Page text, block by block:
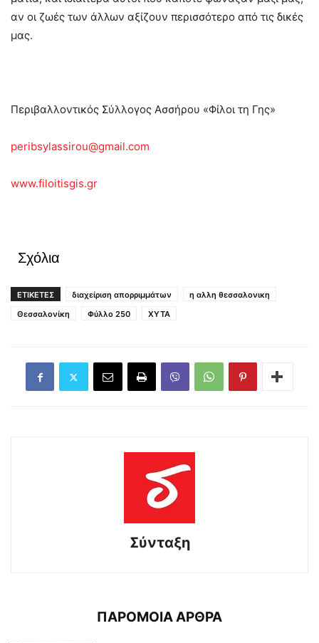
αν οι ζωές των άλλων αξίζουν περισσότερο από τις δικές
μας.
Περιβαλλοντικός Σύλλογος Ασσήρου «Φίλοι τη Γης»
peribsylassirou@gmail.com
www.filoitisgis.gr
Σχόλια
ΕΤΙΚΕΤΕΣ διαχείριση απορριμμάτων
η αλλη θεσσαλονικη
Θεσσαλονίκη
Φύλλο 250 ΧΥΤΑ
Σύνταξη
ΠΑΡΟΜΟΙΑ ΑΡΘΡΑ